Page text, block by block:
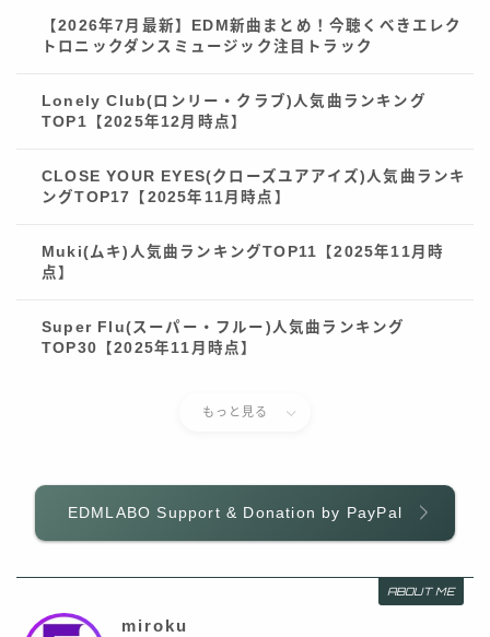
【2026年7月最新】EDM新曲まとめ！今聴くべきエレク
トロニックダンスミュージック注目トラック
Lonely Club(ロンリー・クラブ)人気曲ランキング
TOP1【2025年12月時点】
CLOSE YOUR EYES(クローズユアアイズ)人気曲ランキ
ングTOP17【2025年11月時点】
Muki(ムキ)人気曲ランキングTOP11【2025年11月時
点】
Super Flu(スーパー・フルー)人気曲ランキング
TOP30【2025年11月時点】
もっと見る
EDMLABO Support & Donation by PayPal
ABOUT ME
miroku